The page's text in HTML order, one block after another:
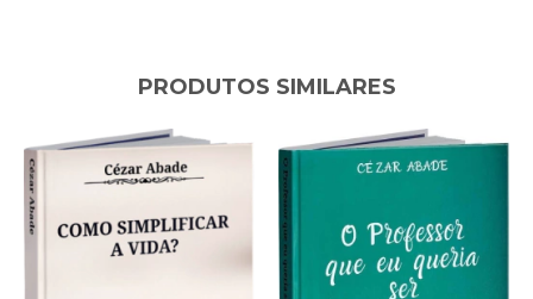
PRODUTOS SIMILARES